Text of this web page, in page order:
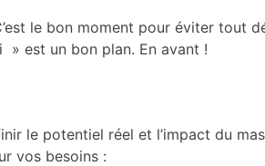
le bon moment pour éviter tout
est un bon plan. En avant !
le potentiel réel et l’impact du
vos besoins :